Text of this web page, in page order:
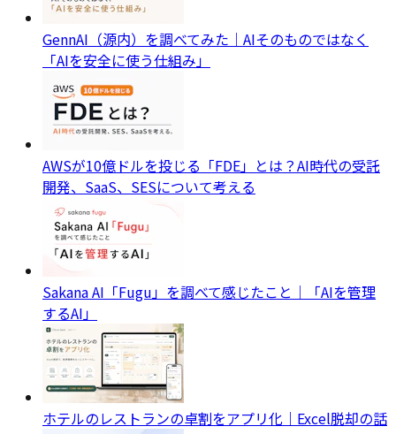
GennAI（源内）を調べてみた｜AIそのものではなく
「AIを安全に使う仕組み」
AWSが10億ドルを投じる「FDE」とは？AI時代の受託
開発、SaaS、SESについて考える
Sakana AI「Fugu」を調べて感じたこと｜「AIを管理
するAI」
ホテルのレストランの卓割をアプリ化｜Excel脱却の話